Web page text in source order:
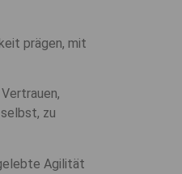
prägen, mit
zu
Agilität